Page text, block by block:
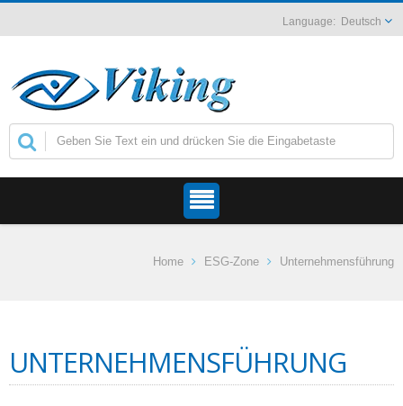
Deutsch
Home ESG-Zone Unternehmensführung
UNTERNEHMENSFÜHRUNG